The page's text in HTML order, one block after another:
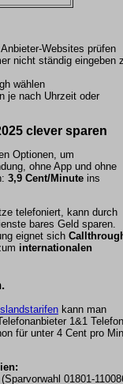
Websites prüfen
nicht ständig eingeben
wählen
je nach Uhrzeit oder
clever sparen
Optionen, um
ohne App und ohne
3,9 Cent/Minute ins
telefoniert, kann durch
bares Geld sparen.
eignet sich
internationalen
kann man
1&1
für unter 4 Cent pro
01801-